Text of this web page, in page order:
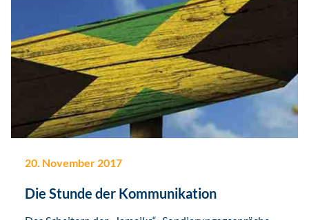
20. November 2017
Die Stunde der Kommunikation